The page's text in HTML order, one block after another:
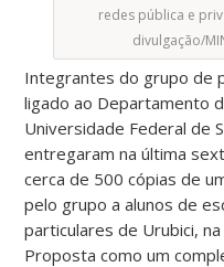
redes pública e
divulgação/
Integrantes do grupo de
ligado ao Departamento
Universidade Federal de
entregaram na última
cerca de 500 cópias de
pelo grupo a alunos de
particulares de Urubici,
Proposta como um